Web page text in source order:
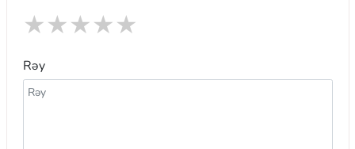
★
★
★
★
★
Rəy